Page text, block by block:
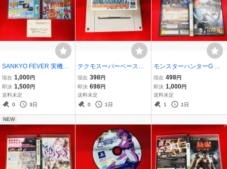
梱包材は発送委託業務に支払うため1便に付き100円になります。不用な方は
必ず落札後に不用とご連絡下さい
SANKYO FEVER 実機シ
ミュレーション Vol．3 商
品説明必読！！ ハガキ 付
現在 1,000円
即決 1,500円
送料未定
0
3日
テクモスーパーベースボ
ール 最安販売！ 商品説明
必読！！
現在 398円
即決 698円
送料未定
0
1日
モンスターハンターG 最
安販売！ 商品説明必読
現在 498円
即決 1,000円
送料未定
1
1日
NEW